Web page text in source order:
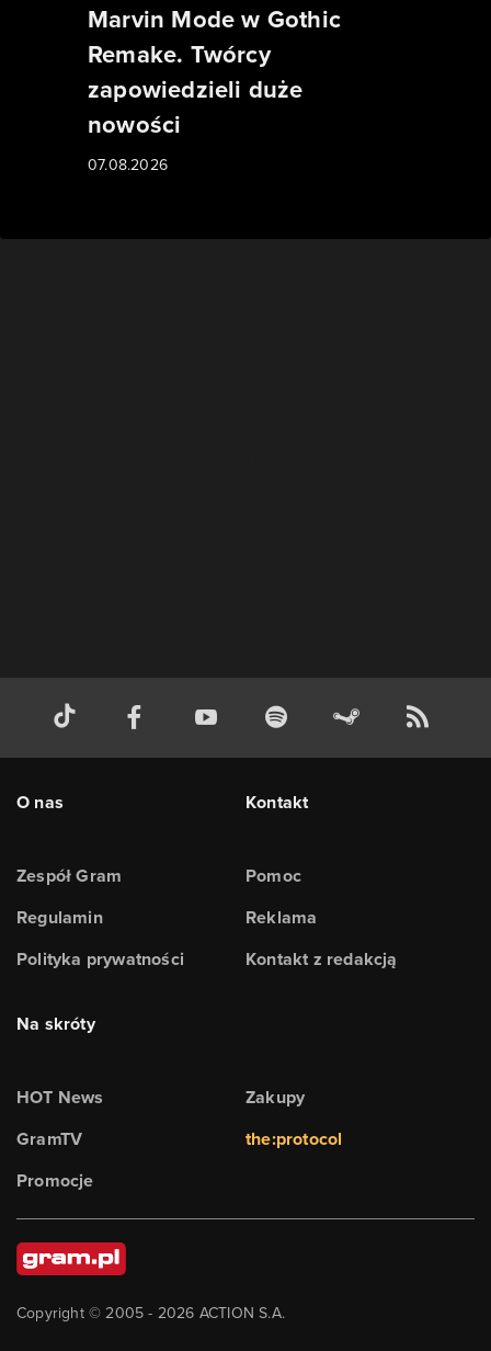
Marvin Mode w Gothic
Remake. Twórcy
zapowiedzieli duże
nowości
07.08.2026
O nas
Zespół Gram
Regulamin
Polityka prywatności
Kontakt
Pomoc
Reklama
Kontakt z redakcją
Na skróty
HOT News
GramTV
Promocje
Zakupy
the:protocol
Copyright © 2005 - 2026 ACTION S.A.